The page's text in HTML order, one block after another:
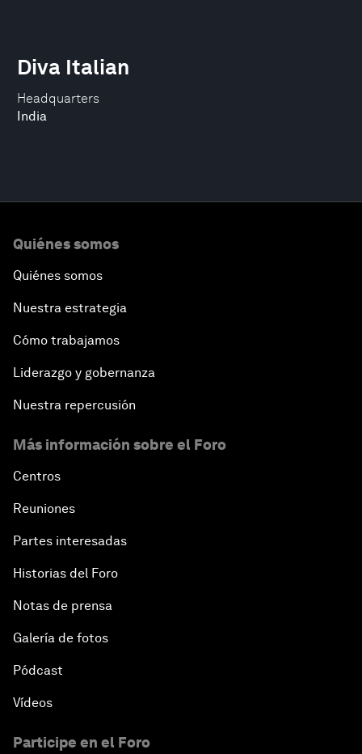
Headquarters
India
Diva Italian
Quiénes somos
Quiénes somos
Nuestra estrategia
Cómo trabajamos
Liderazgo y gobernanza
Nuestra repercusión
Más información sobre el Foro
Centros
Reuniones
Partes interesadas
Historias del Foro
Notas de prensa
Galería de fotos
Pódcast
Vídeos
Participe en el Foro